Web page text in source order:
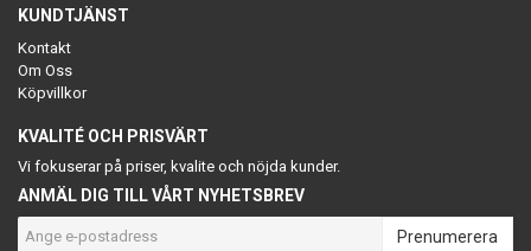
KUNDTJÄNST
Kontakt
Om Oss
Köpvillkor
KVALITÉ OCH PRISVÄRT
Vi fokuserar på priser, kvalite och nöjda kunder.
ANMÄL DIG TILL VÅRT NYHETSBREV
Prenumerera